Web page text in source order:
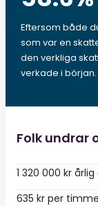
Eftersom både
som var en
den verkliga
verkade i början.
Folk undrar
1 320 000 kr
635 kr per